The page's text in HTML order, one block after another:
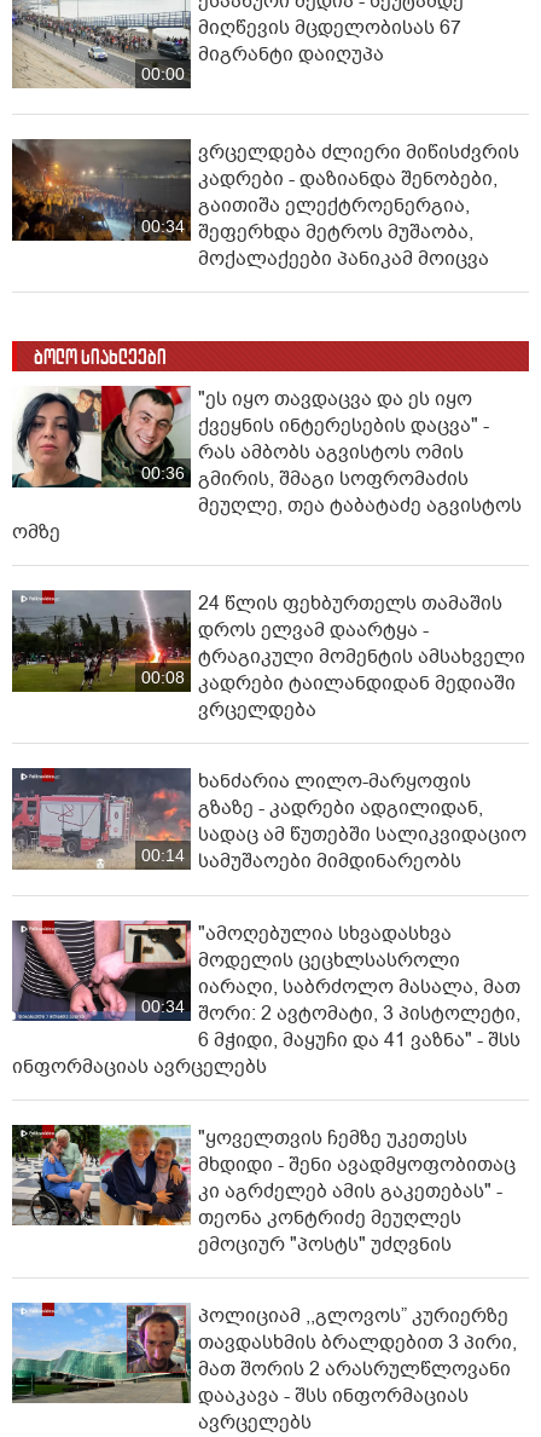
00:00
მიღწევის მცდელობისას 67
მიგრანტი დაიღუპა
00:34
ვრცელდება ძლიერი მიწისძვრის
კადრები - დაზიანდა შენობები,
გაითიშა ელექტროენერგია,
შეფერხდა მეტროს მუშაობა,
მოქალაქეები პანიკამ მოიცვა
ბოლო სიახლეები
00:36
"ეს იყო თავდაცვა და ეს იყო
ქვეყნის ინტერესების დაცვა" -
რას ამბობს აგვისტოს ომის
გმირის, შმაგი სოფრომაძის
მეუღლე, თეა ტაბატაძე აგვისტოს
ომზე
00:08
24 წლის ფეხბურთელს თამაშის
დროს ელვამ დაარტყა -
ტრაგიკული მომენტის ამსახველი
კადრები ტაილანდიდან მედიაში
ვრცელდება
00:14
ხანძარია ლილო-მარყოფის
გზაზე - კადრები ადგილიდან,
სადაც ამ წუთებში სალიკვიდაციო
სამუშაოები მიმდინარეობს
00:34
"ამოღებულია სხვადასხვა
მოდელის ცეცხლსასროლი
იარაღი, საბრძოლო მასალა, მათ
შორი: 2 ავტომატი, 3 პისტოლეტი,
6 მჭიდი, მაყუჩი და 41 ვაზნა" - შსს
ინფორმაციას ავრცელებს
"ყოველთვის ჩემზე უკეთესს
მხდიდი - შენი ავადმყოფობითაც
კი აგრძელებ ამის გაკეთებას" -
თეონა კონტრიძე მეუღლეს
ემოციურ "პოსტს" უძღვნის
პოლიციამ ,,გლოვოს” კურიერზე
თავდასხმის ბრალდებით 3 პირი,
მათ შორის 2 არასრულწლოვანი
დააკავა - შსს ინფორმაციას
ავრცელებს